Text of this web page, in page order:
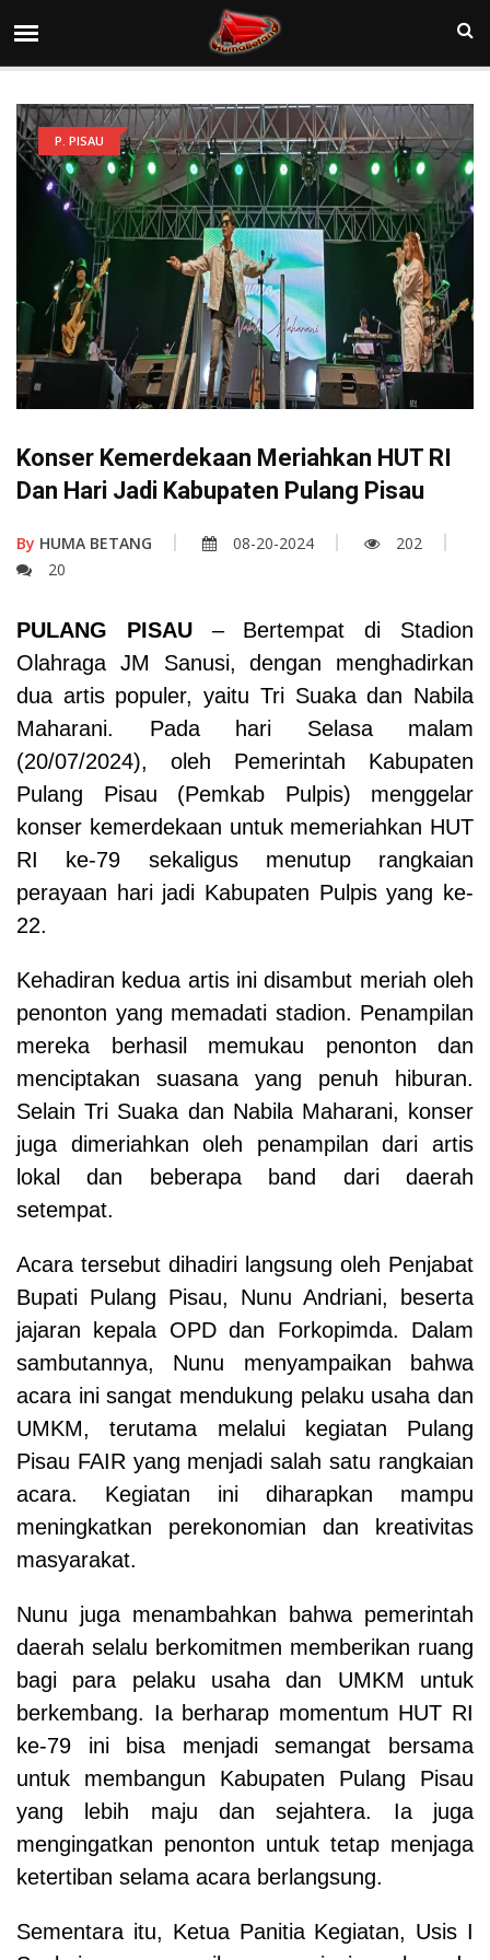
P. PISAU
Konser Kemerdekaan Meriahkan HUT RI
Dan Hari Jadi Kabupaten Pulang Pisau
By HUMA BETANG 08-20-2024
202
20
PULANG PISAU– Bertempatdi Stadion
Olahraga JM Sanusi, dengan menghadirkan
dua artis populer, yaitu Tri Suaka dan Nabila
Maharani. Padahari Selasa malam
(20/07/2024), oleh Pemerintah Kabupaten
Pulang Pisau (Pemkab Pulpis) menggelar
konser kemerdekaan untuk memeriahkan HUT
RI ke-79 sekaligus menutup rangkaian
perayaan hari jadi Kabupaten Pulpis yang ke-
22.
Kehadiran kedua artis ini disambut meriah oleh
penonton yang memadati stadion. Penampilan
mereka berhasil memukau penonton dan
menciptakan suasana yang penuh hiburan.
Selain Tri Suaka dan Nabila Maharani, konser
juga dimeriahkan oleh penampilan dari artis
lokal dan beberapa band dari daerah
setempat.
Acara tersebut dihadiri langsung oleh Penjabat
Bupati Pulang Pisau, Nunu Andriani, beserta
jajaran kepala OPD dan Forkopimda. Dalam
sambutannya, Nunu menyampaikan bahwa
acara ini sangat mendukung pelaku usaha dan
UMKM, terutama melalui kegiatan Pulang
Pisau FAIR yang menjadi salah satu rangkaian
acara. Kegiatan ini diharapkan mampu
meningkatkan perekonomian dan kreativitas
masyarakat.
Nunu juga menambahkan bahwa pemerintah
daerah selalu berkomitmen memberikan ruang
bagi para pelaku usaha dan UMKM untuk
berkembang. Ia berharap momentum HUT RI
ke-79 ini bisa menjadi semangat bersama
untuk membangun Kabupaten Pulang Pisau
yang lebih maju dan sejahtera. Ia juga
mengingatkan penonton untuk tetap menjaga
ketertiban selama acara berlangsung.
Sementara itu, Ketua Panitia Kegiatan, Usis I